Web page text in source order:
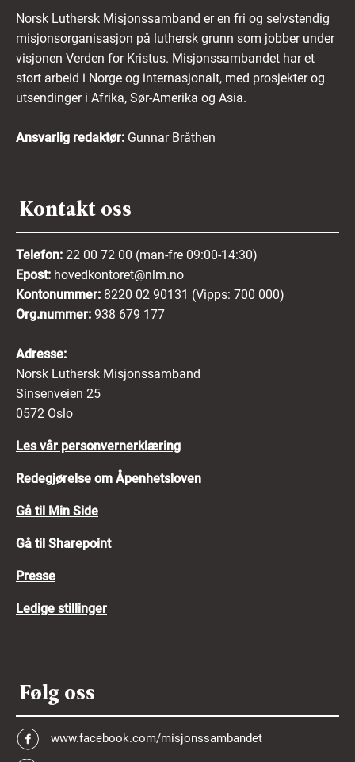
Norsk Luthersk Misjonssamband er en fri og selvstendig
misjonsorganisasjon på luthersk grunn som jobber under
visjonen Verden for Kristus. Misjonssambandet har et
stort arbeid i Norge og internasjonalt, med prosjekter og
utsendinger i Afrika, Sør-Amerika og Asia.
Ansvarlig redaktør: Gunnar Bråthen
Kontakt oss
Telefon: 22 00 72 00 (man-fre 09:00-14:30)
Epost: hovedkontoret@nlm.no
Kontonummer: 8220 02 90131 (Vipps: 700 000)
Org.nummer: 938 679 177
Adresse:
Norsk Luthersk Misjonssamband
Sinsenveien 25
0572 Oslo
Les vår personvernerklæring
Redegjørelse om Åpenhetsloven
Gå til Min Side
Gå til Sharepoint
Presse
Ledige stillinger
Følg oss
www.facebook.com/misjonssambandet